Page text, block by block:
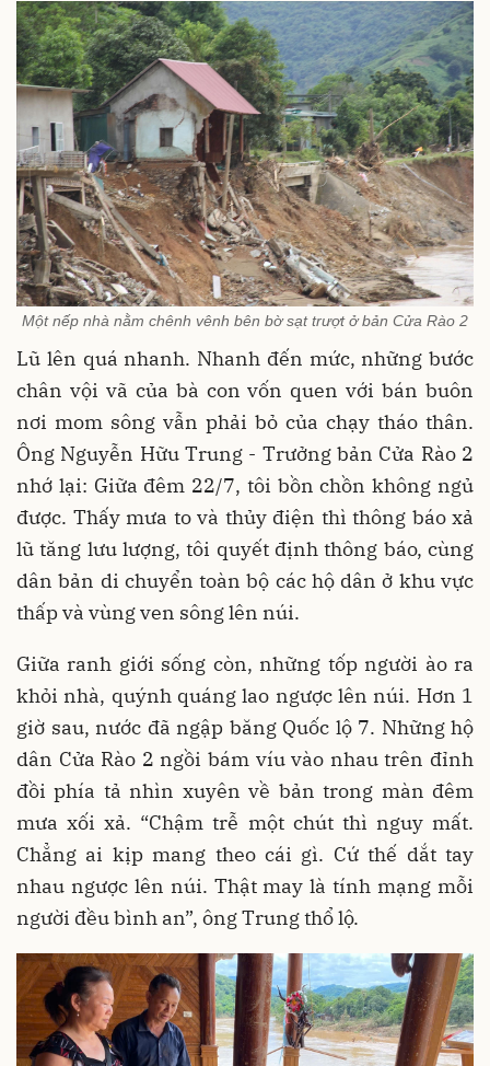
Một nếp nhà nằm chênh vênh bên bờ sạt trượt ở bản Cửa Rào 2
Lũ lên quá nhanh. Nhanh đến mức, những bước
chân vội vã của bà con vốn quen với bán buôn
nơi mom sông vẫn phải bỏ của chạy tháo thân.
Ông Nguyễn Hữu Trung - Trưởng bản Cửa Rào 2
nhớ lại: Giữa đêm 22/7, tôi bồn chồn không ngủ
được. Thấy mưa to và thủy điện thì thông báo xả
lũ tăng lưu lượng, tôi quyết định thông báo, cùng
dân bản di chuyển toàn bộ các hộ dân ở khu vực
thấp và vùng ven sông lên núi.
Giữa ranh giới sống còn, những tốp người ào ra
khỏi nhà, quýnh quáng lao ngược lên núi. Hơn 1
giờ sau, nước đã ngập băng Quốc lộ 7. Những hộ
dân Cửa Rào 2 ngồi bám víu vào nhau trên đỉnh
đồi phía tả nhìn xuyên về bản trong màn đêm
mưa xối xả. “Chậm trễ một chút thì nguy mất.
Chẳng ai kịp mang theo cái gì. Cứ thế dắt tay
nhau ngược lên núi. Thật may là tính mạng mỗi
người đều bình an”, ông Trung thổ lộ.